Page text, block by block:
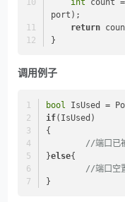
int count
port);
return
}
调用例子
bool IsUsed =
if(IsUsed)
{
//端口已
}else{
//端口空
}